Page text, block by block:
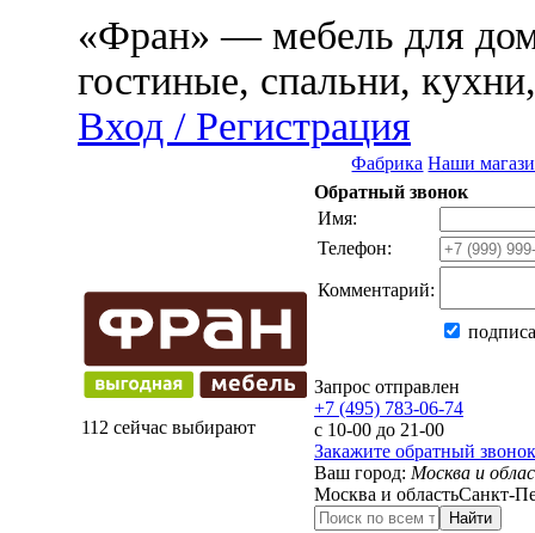
«Фран» — мебель для
гостиные, спальни,
Вход / Регистрация
Фабрика Наши
112 сейчас выбирают
Обратный звонок
Имя:
Телефон:
Комментарий:
Запрос отправлен
+7 (495) 783-06-74
с 10-00 до 21-00
Закажите обратный звонок
Ваш город: Москва и
Москва и областьСанкт-
Найти